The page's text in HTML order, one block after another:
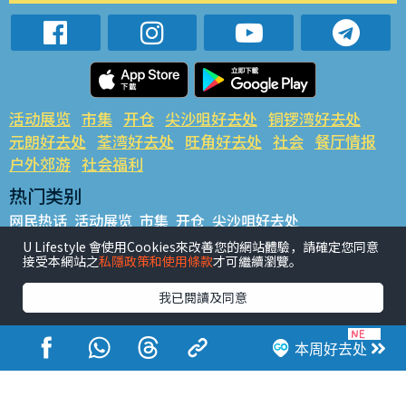
本周好去处
活动展览 市集 开仓 尖沙咀好去处 铜锣湾好去处
元朗好去处 荃湾好去处 旺角好去处 社会 餐厅情报
户外郊游 社会福利
热门类别
网民热话 活动展览 市集 开仓 尖沙咀好去处
铜锣湾好去处 元朗好去处 荃湾好去处 旺角好去处 社会
餐厅情报 户外郊游
热门标签
#UGO揾好去处 #人气活动推介 #美食社群热话
#亲子玩乐好去处
#ULifestyle应用程式
#限时抢
#UJetso礼物放送
#ULifestyle商户中心 #著数 #网络热话
U Lifestyle 會使用Cookies來改善您的網站體驗，請確定您同意
接受本網站之私隱政策和使用條款才可繼續瀏覽。
我已閱讀及同意